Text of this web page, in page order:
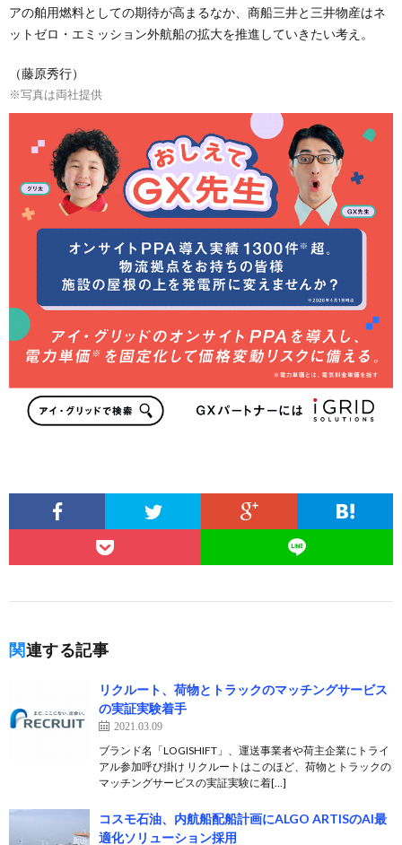
アの舶用燃料としての期待が高まるなか、商船三井と三井物産はネ
ットゼロ・エミッション外航船の拡大を推進していきたい考え。
（藤原秀行）
※写真は両社提供
関連する記事
リクルート、荷物とトラックのマッチングサービス
の実証実験着手
2021.03.09
ブランド名「LOGISHIFT」、運送事業者や荷主企業にトライ
アル参加呼び掛け リクルートはこのほど、荷物とトラックの
マッチングサービスの実証実験に着[…]
コスモ石油、内航船配船計画にALGO ARTISのAI最
適化ソリューション採用